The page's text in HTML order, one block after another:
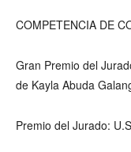
COMPETENCIA DE
Gran Premio del
de Kayla Abuda
Premio del Jurado: